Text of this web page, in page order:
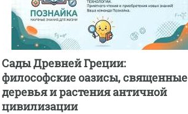
Сады Древней Греции:
философские оазисы, священные
деревья и растения античной
цивилизации